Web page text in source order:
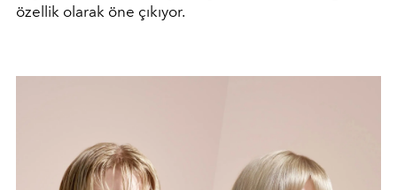
özellik olarak öne çıkıyor.